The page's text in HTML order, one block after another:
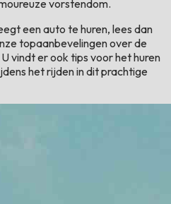
vorstendom.
een auto te huren, lees dan
topaanbevelingen over de
vindt er ook tips voor het huren
het rijden in dit prachtige